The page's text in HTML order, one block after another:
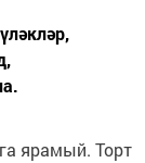
ярамый. Торт